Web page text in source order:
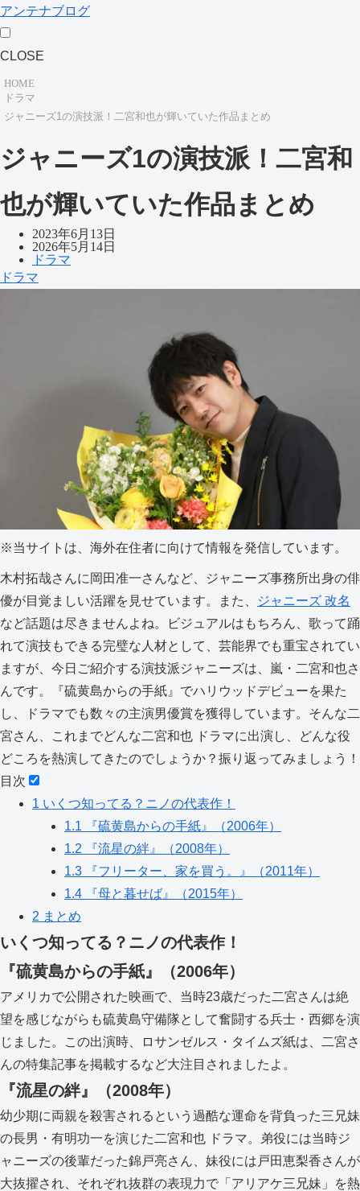
アンテナブログ
CLOSE
HOME
ドラマ
ジャニーズ1の演技派！二宮和也が輝いていた作品まとめ
ジャニーズ1の演技派！二宮和
也が輝いていた作品まとめ
2023年6月13日
2026年5月14日
ドラマ
ドラマ
※当サイトは、海外在住者に向けて情報を発信しています。
木村拓哉さんに岡田准一さんなど、ジャニーズ事務所出身の俳
優が目覚ましい活躍を見せています。また、
ジャニーズ 改名
など話題は尽きませんよね。
ビジュアルはもちろん、歌って踊
れて演技もできる完璧な人材として、芸能界でも重宝されてい
ますが、今日ご紹介する演技派ジャニーズは、嵐・二宮和也さ
んです。『硫黄島からの手紙』でハリウッドデビューを果た
し、ドラマでも数々の主演男優賞を獲得しています。そんな二
宮さん、これまでどんな二宮和也 ドラマに出演し、どんな役
どころを熱演してきたのでしょうか？振り返ってみましょう！
目次
1 いくつ知ってる？ニノの代表作！
1.1 『硫黄島からの手紙』（2006年）
1.2 『流星の絆』（2008年）
1.3 『フリーター、家を買う。』（2011年）
1.4 『母と暮せば』（2015年）
2 まとめ
いくつ知ってる？ニノの代表作！
『硫黄島からの手紙』（2006年）
アメリカで公開された映画で、当時23歳だった二宮さんは絶
望を感じながらも硫黄島守備隊として奮闘する兵士・西郷を演
じました。この出演時、ロサンゼルス・タイムズ紙は、二宮さ
んの特集記事を掲載するなど大注目されましたよ。
『流星の絆』（2008年）
幼少期に両親を殺害されるという過酷な運命を背負った三兄妹
の長男・有明功一を演じた二宮和也 ドラマ。弟役には当時ジ
ャニーズの後輩だった錦戸亮さん、妹役には戸田恵梨香さんが
大抜擢され、それぞれ抜群の表現力で「アリアケ三兄妹」を熱